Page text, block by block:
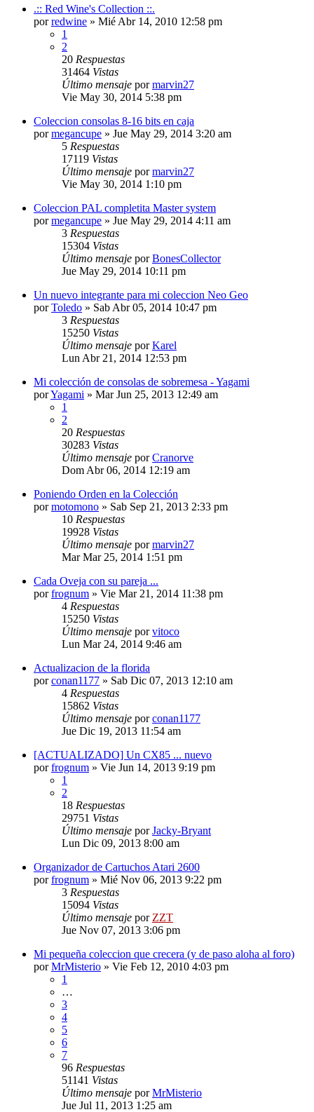
.:: Red Wine's Collection ::.
porredwine » Mié Abr 14, 2010 12:58 pm
1
2
20 Respuestas
31464 Vistas
Último mensaje pormarvin27
Vie May 30, 2014 5:38 pm
Coleccion consolas 8-16 bits en caja
pormegancupe » Jue May 29, 2014 3:20 am
5 Respuestas
17119 Vistas
Último mensaje pormarvin27
Vie May 30, 2014 1:10 pm
Coleccion PAL completita Master system
pormegancupe » Jue May 29, 2014 4:11 am
3 Respuestas
15304 Vistas
Último mensaje porBonesCollector
Jue May 29, 2014 10:11 pm
Un nuevo integrante para mi coleccion Neo Geo
porToledo » Sab Abr 05, 2014 10:47 pm
3 Respuestas
15250 Vistas
Último mensaje porKarel
Lun Abr 21, 2014 12:53 pm
Mi colección de consolas de sobremesa - Yagami
porYagami » Mar Jun 25, 2013 12:49 am
1
2
20 Respuestas
30283 Vistas
Último mensaje porCranorve
Dom Abr 06, 2014 12:19 am
Poniendo Orden en la Colección
pormotomono » Sab Sep 21, 2013 2:33 pm
10 Respuestas
19928 Vistas
Último mensaje pormarvin27
Mar Mar 25, 2014 1:51 pm
Cada Oveja con su pareja ...
porfrognum » Vie Mar 21, 2014 11:38 pm
4 Respuestas
15250 Vistas
Último mensaje porvitoco
Lun Mar 24, 2014 9:46 am
Actualizacion de la florida
porconan1177 » Sab Dic 07, 2013 12:10 am
4 Respuestas
15862 Vistas
Último mensaje porconan1177
Jue Dic 19, 2013 11:54 am
[ACTUALIZADO] Un CX85 ... nuevo
porfrognum » Vie Jun 14, 2013 9:19 pm
1
2
18 Respuestas
29751 Vistas
Último mensaje porJacky-Bryant
Lun Dic 09, 2013 8:00 am
Organizador de Cartuchos Atari 2600
porfrognum » Mié Nov 06, 2013 9:22 pm
3 Respuestas
15094 Vistas
Último mensaje por ZZT
Jue Nov 07, 2013 3:06 pm
Mi pequeña coleccion que crecera (y de paso aloha al foro)
porMrMisterio » Vie Feb 12, 2010 4:03 pm
1
…
3
4
5
6
7
96 Respuestas
51141 Vistas
Último mensaje porMrMisterio
Jue Jul 11, 2013 1:25 am